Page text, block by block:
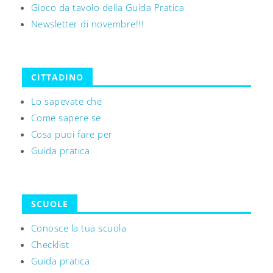
Gioco da tavolo della Guida Pratica
Newsletter di novembre!!!
CITTADINO
Lo sapevate che
Come sapere se
Cosa puoi fare per
Guida pratica
SCUOLE
Conosce la tua scuola
Checklist
Guida pratica